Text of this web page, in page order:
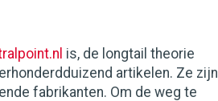
is, de longtail theorie
artikelen. Ze zijn
fabrikanten. Om de weg te